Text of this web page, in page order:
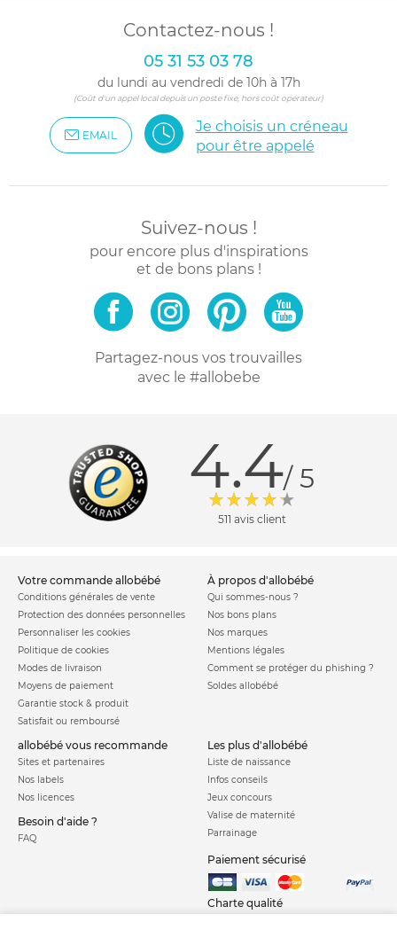
Contactez-nous !
05 31 53 03 78
du lundi au vendredi de 10h à 17h
(Coût d'un appel local depuis un poste fixe, hors coût opérateur)
EMAIL
Je choisis un créneau
pour être appelé
Suivez-nous !
pour encore plus d'inspirations
et de bons plans !
Partagez-nous vos trouvailles
avec le #allobebe
4.4/ 5
511 avis client
votre commande allobébé
Conditions générales de vente
Protection des données personnelles
Personnaliser les cookies
Politique de cookies
Modes de livraison
Moyens de paiement
Garantie stock & produit
Satisfait ou remboursé
à propos d'allobébé
Qui sommes-nous ?
Nos bons plans
Nos marques
Mentions légales
Comment se protéger du phishing ?
Soldes allobébé
allobébé vous recommande
Sites et partenaires
Nos labels
Nos licences
Besoin d'aide ?
FAQ
les plus d'allobébé
Liste de naissance
Infos conseils
Jeux concours
Valise de maternité
Parrainage
Paiement sécurisé
Charte qualité